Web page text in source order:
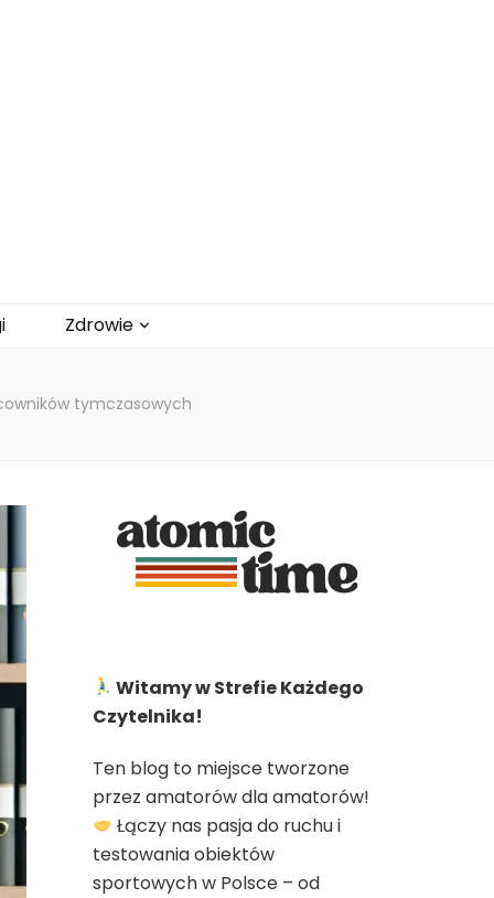
Zdrowie
tymczasowych
Witamy w Strefie Każdego
Czytelnika!
Ten blog to miejsce tworzone
przez amatorów dla amatorów!
Łączy nas pasja do ruchu i
testowania obiektów
sportowych w Polsce – od